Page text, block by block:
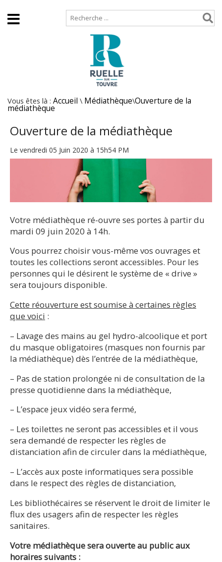
Vous êtes là : Accueil \ Médiathèque\Ouverture de la
médiathèque
Ouverture de la médiathèque
Le vendredi 05 Juin 2020 à 15h54 PM
Votre médiathèque ré-ouvre ses portes à partir du
mardi 09 juin 2020 à 14h.
Vous pourrez choisir vous-même vos ouvrages et
toutes les collections seront accessibles. Pour les
personnes qui le désirent le système de « drive »
sera toujours disponible.
Cette réouverture est soumise à certaines règles
que voici :
– Lavage des mains au gel hydro-alcoolique et port
du masque obligatoires (masques non fournis par
la médiathèque) dès l’entrée de la médiathèque,
– Pas de station prolongée ni de consultation de la
presse quotidienne dans la médiathèque,
– L’espace jeux vidéo sera fermé,
– Les toilettes ne seront pas accessibles et il vous
sera demandé de respecter les règles de
distanciation afin de circuler dans la médiathèque,
– L’accès aux poste informatiques sera possible
dans le respect des règles de distanciation,
Les bibliothécaires se réservent le droit de limiter le
flux des usagers afin de respecter les règles
sanitaires.
Votre médiathèque sera ouverte au public aux
horaires suivants :